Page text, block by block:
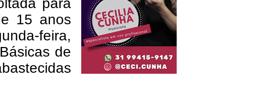
para
15 anos
feira,
de